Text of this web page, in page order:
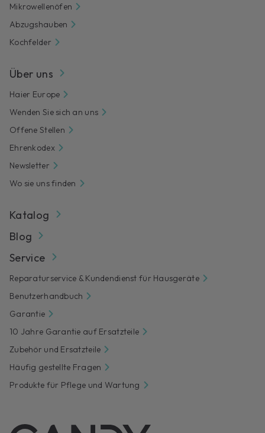
Mikrowellenöfen
Abzugshauben
Kochfelder
Über uns
Haier Europe
Wenden Sie sich an uns
Offene Stellen
Ehrenkodex
Newsletter
Wo sie uns finden
Katalog
Blog
Service
Reparaturservice & Kundendienst für Hausgeräte
Benutzerhandbuch
Garantie
10 Jahre Garantie auf Ersatzteile
Zubehör und Ersatzteile
Häufig gestellte Fragen
Produkte für Pflege und Wartung